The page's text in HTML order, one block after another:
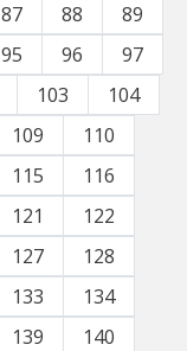
87 88
89
95 96
97
103
104
109
110
115
116
121
122
127
128
133
134
139
140